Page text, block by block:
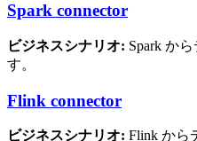
Spark connector
ビジネスシナリオ: Spark か
す。
Flink connector
ビジネスシナリオ: Flink から